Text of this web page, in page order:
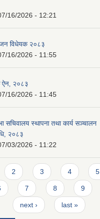
16/2026 - 12:21
विधेयक २०८३
16/2026 - 11:55
ऐन, २०८३
16/2026 - 11:45
सचिवालय स्थापना तथा कार्य सञ्चालन
२०८३
03/2026 - 11:22
2 3 4 5
7 8 9
next › last »